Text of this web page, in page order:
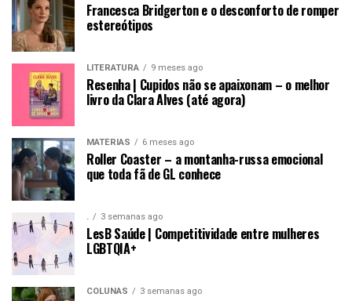
Francesca Bridgerton e o desconforto de romper
estereótipos
LITERATURA 9 meses ago
Resenha | Cupidos não se apaixonam – o melhor
livro da Clara Alves (até agora)
MATÉRIAS 6 meses ago
Roller Coaster – a montanha-russa emocional
que toda fã de GL conhece
. 3 semanas ago
LesB Saúde | Competitividade entre mulheres
LGBTQIA+
COLUNAS 3 semanas ago